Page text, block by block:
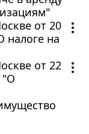
от 20
налоге на
от 22
"О